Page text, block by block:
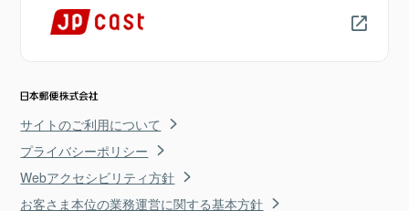
サイトのご利用について
プライバシーポリシー
Webアクセシビリティ方針
お客さま本位の業務運営に関する基本方針